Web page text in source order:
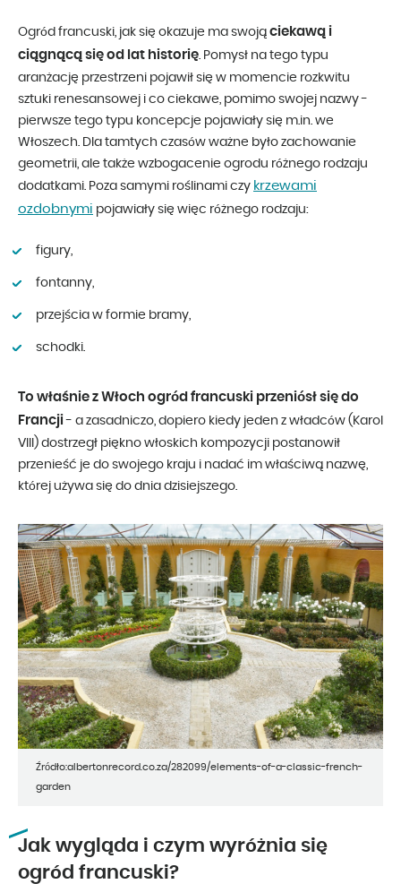
Ogród francuski, jak się okazuje ma swoją ciekawą i
ciągnącą się od lat historię. Pomysł na tego typu
aranżację przestrzeni pojawił się w momencie rozkwitu
sztuki renesansowej i co ciekawe, pomimo swojej nazwy -
pierwsze tego typu koncepcje pojawiały się m.in. we
Włoszech. Dla tamtych czasów ważne było zachowanie
geometrii, ale także wzbogacenie ogrodu różnego rodzaju
dodatkami. Poza samymi roślinami czy krzewami
ozdobnymi pojawiały się więc różnego rodzaju:
figury,
fontanny,
przejścia w formie bramy,
schodki.
To właśnie z Włoch ogród francuski przeniósł się do
Francji - a zasadniczo, dopiero kiedy jeden z władców (Karol
VIII) dostrzegł piękno włoskich kompozycji postanowił
przenieść je do swojego kraju i nadać im właściwą nazwę,
której używa się do dnia dzisiejszego.
Źródło:albertonrecord.co.za/282099/elements-of-a-classic-french-
garden
Jak wygląda i czym wyróżnia się
ogród francuski?